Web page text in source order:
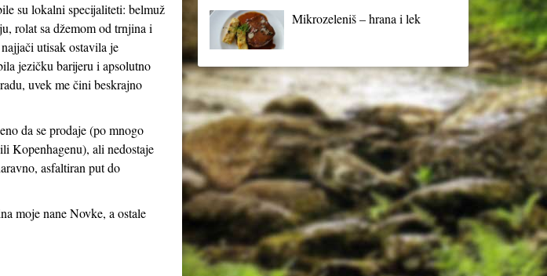
su lokalni specijaliteti: belmuž
rolat sa džemom od trnjina i
utisak ostavila je
jezičku barijeru i apsolutno
uvek me čini beskrajno
da se prodaje (po mnogo
Kopenhagenu), ali nedostaje
asfaltiran put do
moje nane Novke, a ostale
Mikrozeleniš – hrana i lek